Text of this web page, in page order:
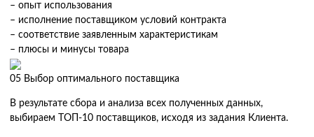
– опыт использования
– исполнение поставщиком условий контракта
– соответствие заявленным характеристикам
– плюсы и минусы товара
05 Выбор оптимального поставщика
В результате сбора и анализа всех полученных данных,
выбираем ТОП-10 поставщиков, исходя из задания Клиента.